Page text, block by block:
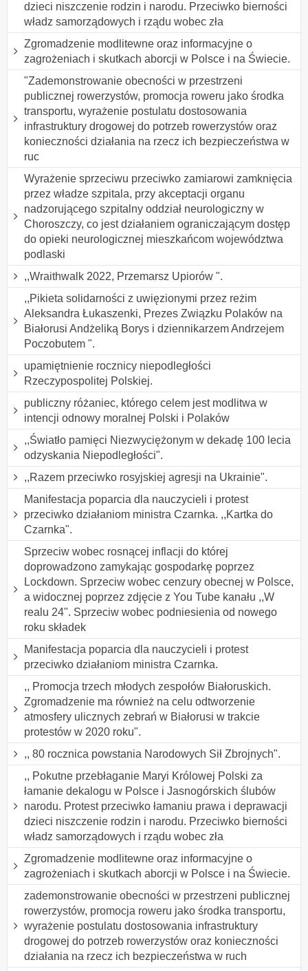
dzieci niszczenie rodzin i narodu. Przeciwko bierności
władz samorządowych i rządu wobec zła
Zgromadzenie modlitewne oraz informacyjne o
zagrożeniach i skutkach aborcji w Polsce i na Świecie.
"Zademonstrowanie obecności w przestrzeni
publicznej rowerzystów, promocja roweru jako środka
transportu, wyrażenie postulatu dostosowania
infrastruktury drogowej do potrzeb rowerzystów oraz
konieczności działania na rzecz ich bezpieczeństwa w
ruc
Wyrażenie sprzeciwu przeciwko zamiarowi zamknięcia
przez władze szpitala, przy akceptacji organu
nadzorującego szpitalny oddział neurologiczny w
Choroszczy, co jest działaniem ograniczającym dostęp
do opieki neurologicznej mieszkańcom województwa
podlaski
,,Wraithwalk 2022, Przemarsz Upiorów ".
,,Pikieta solidarności z uwięzionymi przez reżim
Aleksandra Łukaszenki, Prezes Związku Polaków na
Białorusi Andżeliką Borys i dziennikarzem Andrzejem
Poczobutem ".
upamiętnienie rocznicy niepodległości
Rzeczypospolitej Polskiej.
publiczny różaniec, którego celem jest modlitwa w
intencji odnowy moralnej Polski i Polaków
,,Światło pamięci Niezwyciężonym w dekadę 100 lecia
odzyskania Niepodległości".
,,Razem przeciwko rosyjskiej agresji na Ukrainie".
Manifestacja poparcia dla nauczycieli i protest
przeciwko działaniom ministra Czarnka. ,,Kartka do
Czarnka".
Sprzeciw wobec rosnącej inflacji do której
doprowadzono zamykając gospodarkę poprzez
Lockdown. Sprzeciw wobec cenzury obecnej w Polsce,
a widocznej poprzez zdjęcie z You Tube kanału ,,W
realu 24". Sprzeciw wobec podniesienia od nowego
roku składek
Manifestacja poparcia dla nauczycieli i protest
przeciwko działaniom ministra Czarnka.
,, Promocja trzech młodych zespołów Białoruskich.
Zgromadzenie ma również na celu odtworzenie
atmosfery ulicznych zebrań w Białorusi w trakcie
protestów w 2020 roku".
,, 80 rocznica powstania Narodowych Sił Zbrojnych".
,, Pokutne przebłaganie Maryi Królowej Polski za
łamanie dekalogu w Polsce i Jasnogórskich ślubów
narodu. Protest przeciwko łamaniu prawa i deprawacji
dzieci niszczenie rodzin i narodu. Przeciwko bierności
władz samorządowych i rządu wobec zła
Zgromadzenie modlitewne oraz informacyjne o
zagrożeniach i skutkach aborcji w Polsce i na Świecie.
zademonstrowanie obecności w przestrzeni publicznej
rowerzystów, promocja roweru jako środka transportu,
wyrażenie postulatu dostosowania infrastruktury
drogowej do potrzeb rowerzystów oraz konieczności
działania na rzecz ich bezpieczeństwa w ruch